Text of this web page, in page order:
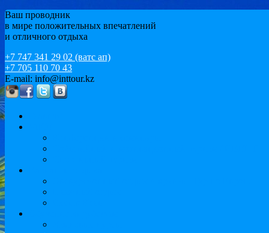
Ваш проводник
в мире положительных впечатлений
и отличного отдыха
+7 747 341 29 02 (ватс ап)
+7 705 110 70 43
E-mail: info@inttour.kz